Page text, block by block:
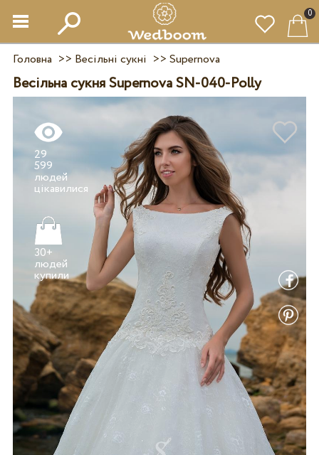
0
Головна >> Весільні сукні >> Supernova
Весільна сукня Supernova SN-040-Polly
29
599
людей
30+
людей
купили